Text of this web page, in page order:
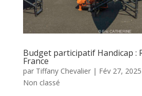
Budget participatif Handicap :
France
par Tiffany Chevalier| Fév 27, 2025
Non classé